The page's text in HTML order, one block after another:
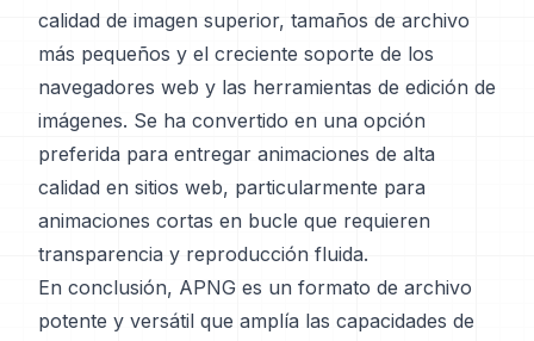
calidad de imagen superior, tamaños de archivo
más pequeños y el creciente soporte de los
navegadores web y las herramientas de edición de
imágenes. Se ha convertido en una opción
preferida para entregar animaciones de alta
calidad en sitios web, particularmente para
animaciones cortas en bucle que requieren
transparencia y reproducción fluida.
En conclusión, APNG es un formato de archivo
potente y versátil que amplía las capacidades de